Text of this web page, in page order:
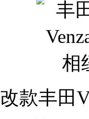
改款丰田